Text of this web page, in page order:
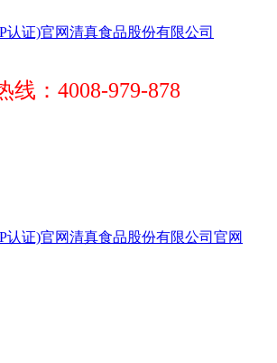
线：4008-979-878